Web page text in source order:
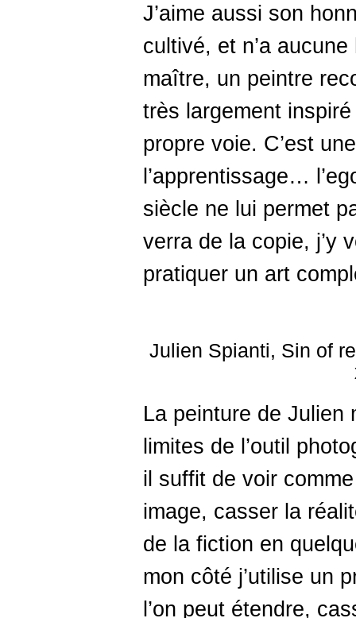
J’aime aussi son
cultivé, et n’a
maître, un peintre
très largement inspiré
propre voie. C’est
l’apprentissage…
siècle ne lui permet
verra de la copie, j’y
pratiquer un art
Julien Spianti, Sin of
La peinture de Julien
limites de l’outil
il suffit de voir
image, casser la
de la fiction en
mon côté j’utilise un
l’on peut étendre,